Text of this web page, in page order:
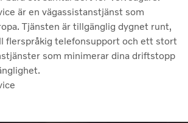
är en vägassistanstjänst som
Tjänsten är tillgänglig dygnet runt,
flerspråkig telefonsupport och ett stort
som minimerar dina driftstopp